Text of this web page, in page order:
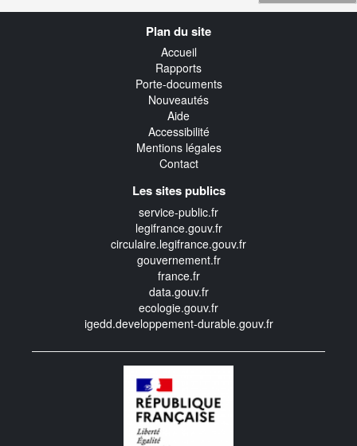
Plan du site
Accueil
Rapports
Porte-documents
Nouveautés
Aide
Accessibilité
Mentions légales
Contact
Les sites publics
service-public.fr
legifrance.gouv.fr
circulaire.legifrance.gouv.fr
gouvernement.fr
france.fr
data.gouv.fr
ecologie.gouv.fr
igedd.developpement-durable.gouv.fr